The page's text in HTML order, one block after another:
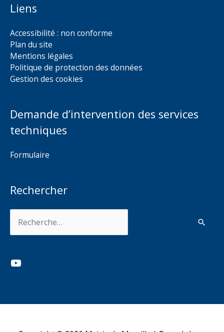
Liens
Accessibilité : non conforme
Plan du site
Mentions légales
Politique de protection des données
Gestion des cookies
Demande d’intervention des services
techniques
Formulaire
Rechercher
YouTube